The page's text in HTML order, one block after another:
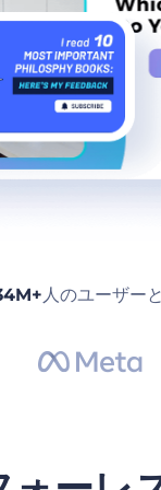
人のユーザーと